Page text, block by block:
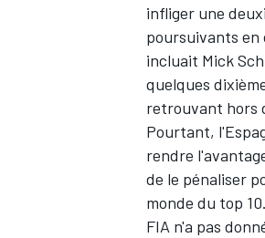
WEC
infliger une
poursuivants en
incluait Mick
quelques
retrouvant hors
Pourtant,
rendre
de le pénaliser
monde du top
FIA n'a pas